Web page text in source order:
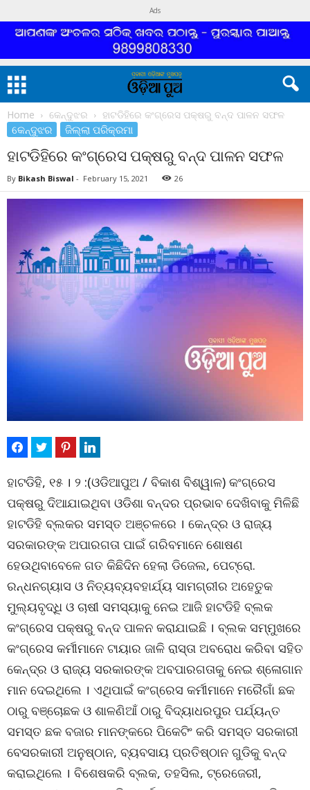
Ads
Home କେନ୍ଦୁଝର ହାଟଡିହିରେ କଂଗ୍ରେସ ପକ୍ଷରୁ ବନ୍ଦ ପାଳନ ସଫଳ
କେନ୍ଦୁଝର ଜିଲ୍ଲା ପରିକ୍ରମା
ହାଟଡିହିରେ କଂଗ୍ରେସ ପକ୍ଷରୁ ବନ୍ଦ ପାଳନ ସଫଳ
By Bikash Biswal - February 15, 2021 26
ହାଟଡିହି, ୧୫ । ୨ :(ଓଡିଆପୁଅ / ବିକାଶ ବିଶ୍ୱାଳ) କଂଗ୍ରେସ
ପକ୍ଷରୁ ଦିଆଯାଇଥିବା ଓଡିଶା ବନ୍ଦର ପ୍ରଭାବ ଦେଖିବାକୁ ମିଳିଛି
ହାଟଡିହି ବ୍ଲକର ସମସ୍ତ ଅଞ୍ଚଳରେ । କେନ୍ଦ୍ର ଓ ରାଜ୍ୟ
ସରକାରଙ୍କ ଅପାରଗତା ପାଇଁ ଗରିବମାନେ ଶୋଷଣ
ହେଉଥିବାବେଳେ ଗତ କିଛିଦିନ ହେଲା ଡିଜେଲ, ପେଟ୍ରୋ.
ରନ୍ଧନଗ୍ୟାସ ଓ ନିତ୍ୟବ୍ୟବହାର୍ଯ୍ୟ ସାମଗ୍ରୀର ଅହେତୁକ
ମୁଲ୍ୟବୃଦ୍ଧି ଓ ଚାଷୀ ସମସ୍ୟାକୁ ନେଇ ଆଜି ହାଟଡିହି ବ୍ଲକ
କଂଗ୍ରେସ ପକ୍ଷରୁ ବନ୍ଦ ପାଳନ କରାଯାଇଛି । ବ୍ଲକ ସମ୍ମୁଖରେ
କଂଗ୍ରେସ କର୍ମୀମାନେ ଟାୟାର ଜାଳି ରାସ୍ତା ଅବରୋଧ କରିବା ସହିତ
କେନ୍ଦ୍ର ଓ ରାଜ୍ୟ ସରକାରଙ୍କ ଅବପାରଗତାକୁ ନେଇ ଶ୍ଳୋଗାନ
ମାନ ଦେଇଥିଲେ । ଏଥିପାଇଁ କଂଗ୍ରେସ କର୍ମୀମାନେ ମରୈଗାଁ ଛକ
ଠାରୁ ବଞ୍ଚୋଛକ ଓ ଶାଳଣିଆଁ ଠାରୁ ବିଦ୍ୟାଧରପୁର ପର୍ଯ୍ୟନ୍ତ
ସମସ୍ତ ଛକ ବଜାର ମାନଙ୍କରେ ପିକେଟିଂ କରି ସମସ୍ତ ସରକାରୀ
ବେସରକାରୀ ଅନୁଷ୍ଠାନ, ବ୍ୟବସାୟ ପ୍ରତିଷ୍ଠାନ ଗୁଡିକୁ ବନ୍ଦ
କରାଇଥିଲେ । ବିଶେଷକରି ବ୍ଲକ, ତହସିଲ, ଟ୍ରେଜେରୀ,